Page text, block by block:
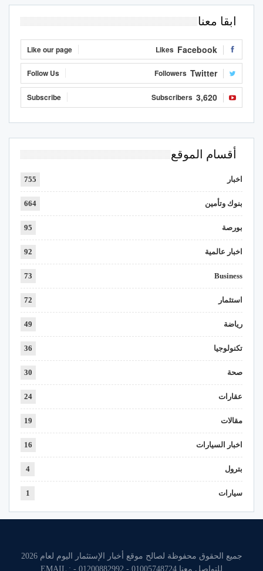
ابقا معنا
Facebook
Likes
Like our page
Twitter
Followers
Follow Us
3,620
Subscribers
Subscribe
أقسام الموقع
اخبار 755
بنوك وتأمين 664
بورصة 95
اخبار عالمية 92
Business
73
استثمار 72
رياضة 49
تكنولوجيا 36
صحة 30
عقارات 24
مقالات 19
اخبار السيارات 16
بترول 4
سيارات 1
جميع الحقوق محفوظة لصالح موقع أخبار الإستثمار اليوم لعام 2026
للتواصل معنا 01005748724 - 01200882992 - EMAIL :